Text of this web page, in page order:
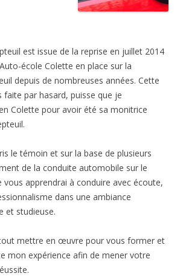
est issue de la reprise en juillet 2014
école Colette en place sur la
depuis de nombreuses années. Cette
faite par hasard, puisse que je
Colette pour avoir été sa monitrice
le témoin et sur la base de plusieurs
de la conduite automobile sur le
apprendrai à conduire avec écoute,
dans une ambiance
et studieuse.
tout mettre en œuvre pour vous former et
mon expérience afin de mener votre